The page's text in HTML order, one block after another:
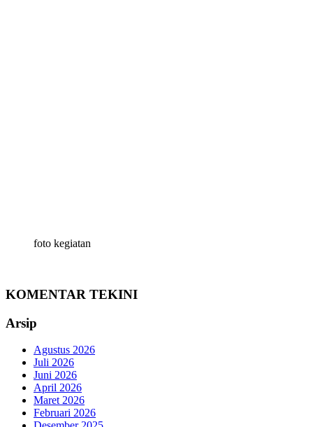
foto kegiatan
KOMENTAR TEKINI
Arsip
Agustus 2026
Juli 2026
Juni 2026
April 2026
Maret 2026
Februari 2026